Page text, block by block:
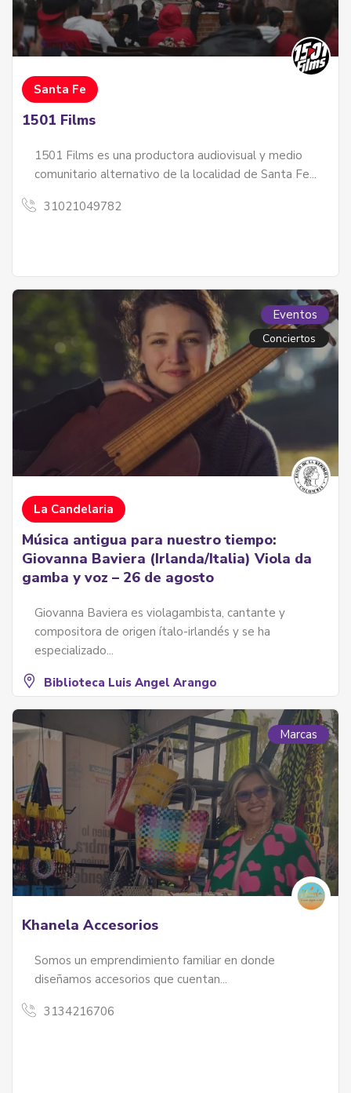
Santa Fe
1501 Films
1501 Films es una productora audiovisual y medio
comunitario alternativo de la localidad de Santa Fe...
31021049782
Eventos
Conciertos
La Candelaria
Música antigua para nuestro tiempo:
Giovanna Baviera (Irlanda/Italia) Viola da
gamba y voz – 26 de agosto
Giovanna Baviera es violagambista, cantante y
compositora de origen ítalo-irlandés y se ha
especializado...
Biblioteca Luis Angel Arango
Marcas
Khanela Accesorios
Somos un emprendimiento familiar en donde
diseñamos accesorios que cuentan...
3134216706